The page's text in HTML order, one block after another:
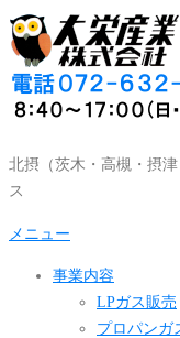
コ
ン
テ
ン
へ
ッ
北摂（茨木・高槻・摂
ス
メニュー
事業内容
LPガス販売
プロパンガ